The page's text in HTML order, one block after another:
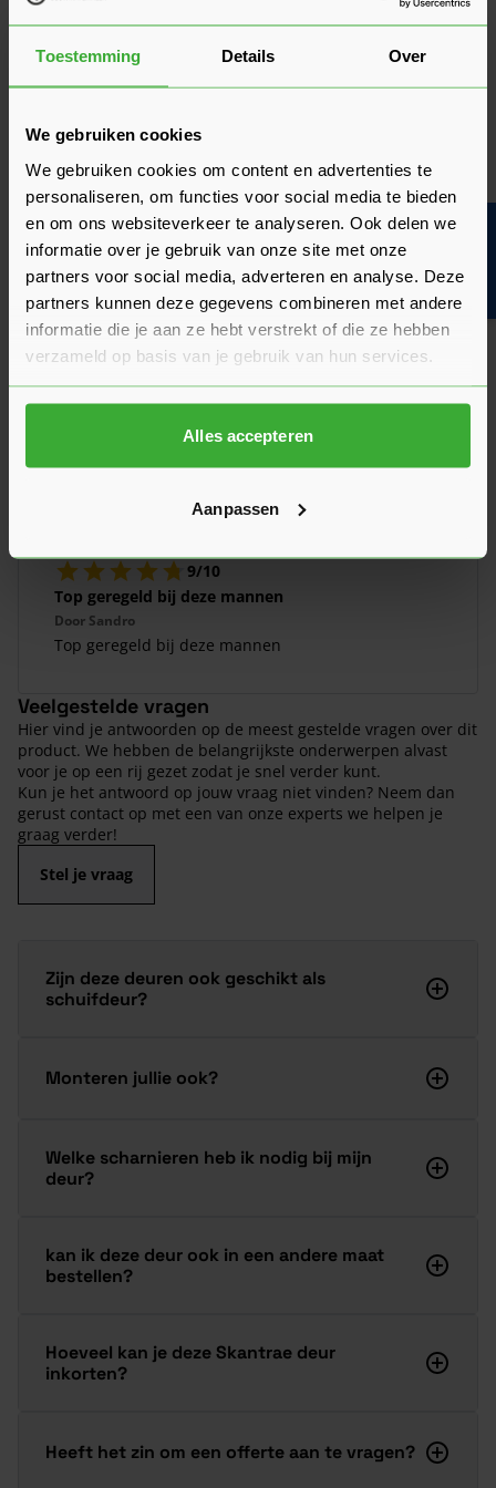
Toestemming Details Over
We gebruiken cookies
We gebruiken cookies om content en advertenties te
personaliseren, om functies voor social media te bieden
en om ons websiteverkeer te analyseren. Ook delen we
informatie over je gebruik van onze site met onze
partners voor social media, adverteren en analyse. Deze
partners kunnen deze gegevens combineren met andere
informatie die je aan ze hebt verstrekt of die ze hebben
verzameld op basis van je gebruik van hun services.
Alles accepteren
Aanpassen
Beoordelingen
sterren
4
sterren
0 beoordelingen
3
sterren
0 beoordelingen
sterren
0 beoordelingen
1 ster
0 beoordelingen
Beoordeling schrijven
9/10
Top geregeld bij deze mannen
Door Sandro
Top geregeld bij deze mannen
Veelgestelde vragen
Hier vind je antwoorden op de meest gestelde vragen over dit
product. We hebben de belangrijkste onderwerpen alvast
voor je op een rij gezet zodat je snel verder kunt.
Kun je het antwoord op jouw vraag niet vinden? Neem dan
gerust contact op met een van onze experts we helpen je
graag verder!
Stel je vraag
Zijn deze deuren ook geschikt als
schuifdeur?
Monteren jullie ook?
Welke scharnieren heb ik nodig bij mijn
deur?
kan ik deze deur ook in een andere maat
bestellen?
Hoeveel kan je deze Skantrae deur
inkorten?
Heeft het zin om een offerte aan te vragen?